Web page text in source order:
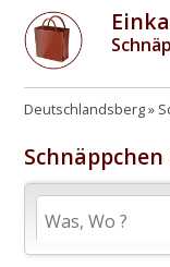
Deutschlandsberg